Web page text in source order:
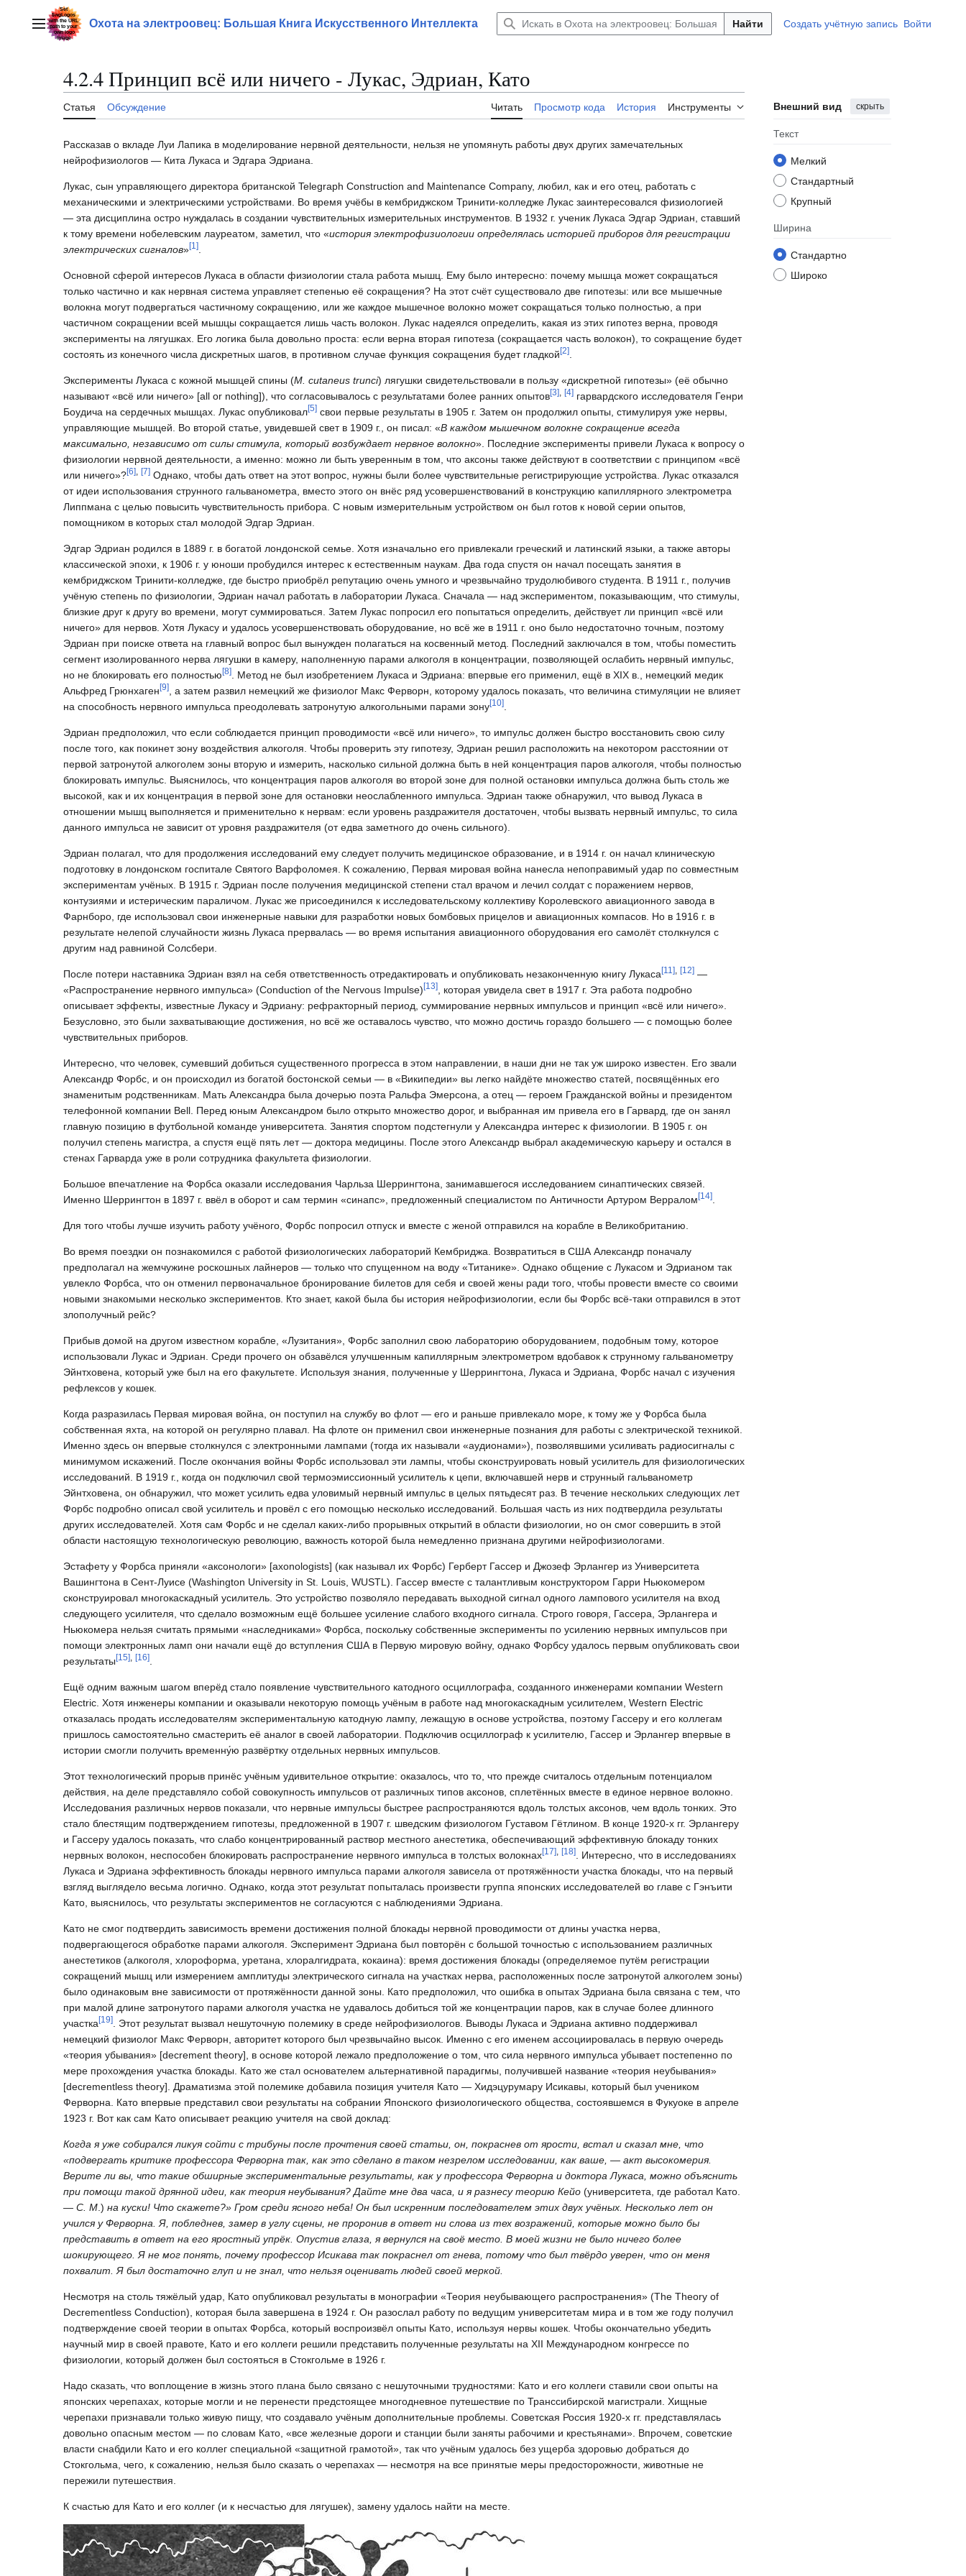
содержаниюГлавное менюОхота на электроовец: Большая Книга Искусственного Интеллекта Найти Создать учётную запись Войти
4.2.4 Принцип всё или ничего - Лукас, Эдриан, Като
Статья Обсуждение Читать Просмотр кода История Инструменты Внешний вид скрыть
Текст
Мелкий
Стандартный
Крупный
Ширина
Стандартно
Широко
Рассказав о вкладе Луи Лапика в моделирование нервной деятельности, нельзя не упомянуть работы двух других замечательных
нейрофизиологов — Кита Лукаса и Эдгара Эдриана.
Лукас, сын управляющего директора британской Telegraph Construction and Maintenance Company, любил, как и его отец, работать с
механическими и электрическими устройствами. Во время учёбы в кембриджском Тринити-колледже Лукас заинтересовался физиологией
— эта дисциплина остро нуждалась в создании чувствительных измерительных инструментов. В 1932 г. ученик Лукаса Эдгар Эдриан, ставший
к тому времени нобелевским лауреатом, заметил, что «история электрофизиологии определялась историей приборов для регистрации
электрических сигналов»[1 ]
Основной сферой интересов Лукаса в области физиологии стала работа мышц. Ему было интересно: почему мышца может сокращаться
только частично и как нервная система управляет степенью её сокращения? На этот счёт существовало две гипотезы: или все мышечные
волокна могут подвергаться частичному сокращению, или же каждое мышечное волокно может сокращаться только полностью, а при
частичном сокращении всей мышцы сокращается лишь часть волокон. Лукас надеялся определить, какая из этих гипотез верна, проводя
эксперименты на лягушках. Его логика была довольно проста: если верна вторая гипотеза (сокращается часть волокон), то сокращение будет
состоять из конечного числа дискретных шагов, в противном случае функция сокращения будет гладкой [2]
Эксперименты Лукаса с кожной мышцей спины (M. cutaneus trunci) лягушки свидетельствовали в пользу «дискретной гипотезы» (её обычно
называют «всё или ничего» [all or nothing]), что согласовывалось с результатами более ранних опытов[3] [4] гарвардского исследователя Генри
Боудича на сердечных мышцах. Лукас опубликовал[5] свои первые результаты в 1905 г. Затем он продолжил опыты, стимулируя уже нервы,
управляющие мышцей. Во второй статье, увидевшей свет в 1909 г., он писал: «В каждом мышечном волокне сокращение всегда
максимально, независимо от силы стимула, который возбуждает нервное волокно». Последние эксперименты привели Лукаса к вопросу о
физиологии нервной деятельности, а именно: можно ли быть уверенным в том, что аксоны также действуют в соответствии с принципом «всё
или ничего»?[6] [7] Однако, чтобы дать ответ на этот вопрос, нужны были более чувствительные регистрирующие устройства. Лукас отказался
от идеи использования струнного гальванометра, вместо этого он внёс ряд усовершенствований в конструкцию капиллярного электрометра
Липпмана с целью повысить чувствительность прибора. С новым измерительным устройством он был готов к новой серии опытов,
помощником в которых стал молодой Эдгар Эдриан.
Эдгар Эдриан родился в 1889 г. в богатой лондонской семье. Хотя изначально его привлекали греческий и латинский языки, а также авторы
классической эпохи, к 1906 г. у юноши пробудился интерес к естественным наукам. Два года спустя он начал посещать занятия в
кембриджском Тринити-колледже, где быстро приобрёл репутацию очень умного и чрезвычайно трудолюбивого студента. В 1911 г., получив
учёную степень по физиологии, Эдриан начал работать в лаборатории Лукаса. Сначала — над экспериментом, показывающим, что стимулы,
близкие друг к другу во времени, могут суммироваться. Затем Лукас попросил его попытаться определить, действует ли принцип «всё или
ничего» для нервов. Хотя Лукасу и удалось усовершенствовать оборудование, но всё же в 1911 г. оно было недостаточно точным, поэтому
Эдриан при поиске ответа на главный вопрос был вынужден полагаться на косвенный метод. Последний заключался в том, чтобы поместить
сегмент изолированного нерва лягушки в камеру, наполненную парами алкоголя в концентрации, позволяющей ослабить нервный импульс,
но не блокировать его полностью [8]
. Метод не был изобретением Лукаса и Эдриана: впервые его применил, ещё в XIX в., немецкий медик
Альфред Грюнхаген [9]
, а затем развил немецкий же физиолог Макс Ферворн, которому удалось показать, что величина стимуляции не влияет
на способность нервного импульса преодолевать затронутую алкогольными парами зону[10]
Эдриан предположил, что если соблюдается принцип проводимости «всё или ничего», то импульс должен быстро восстановить свою силу
после того, как покинет зону воздействия алкоголя. Чтобы проверить эту гипотезу, Эдриан решил расположить на некотором расстоянии от
первой затронутой алкоголем зоны вторую и измерить, насколько сильной должна быть в ней концентрация паров алкоголя, чтобы полностью
блокировать импульс. Выяснилось, что концентрация паров алкоголя во второй зоне для полной остановки импульса должна быть столь же
высокой, как и их концентрация в первой зоне для остановки неослабленного импульса. Эдриан также обнаружил, что вывод Лукаса в
отношении мышц выполняется и применительно к нервам: если уровень раздражителя достаточен, чтобы вызвать нервный импульс, то сила
данного импульса не зависит от уровня раздражителя (от едва заметного до очень сильного).
Эдриан полагал, что для продолжения исследований ему следует получить медицинское образование, и в 1914 г. он начал клиническую
подготовку в лондонском госпитале Святого Варфоломея. К сожалению, Первая мировая война нанесла непоправимый удар по совместным
экспериментам учёных. В 1915 г. Эдриан после получения медицинской степени стал врачом и лечил солдат с поражением нервов,
контузиями и истерическим параличом. Лукас же присоединился к исследовательскому коллективу Королевского авиационного завода в
Фарнборо, где использовал свои инженерные навыки для разработки новых бомбовых прицелов и авиационных компасов. Но в 1916 г. в
результате нелепой случайности жизнь Лукаса прервалась — во время испытания авиационного оборудования его самолёт столкнулся с
другим над равниной Солсбери.
После потери наставника Эдриан взял на себя ответственность отредактировать и опубликовать незаконченную книгу Лукаса [11 ] [12] —
«Распространение нервного импульса» (Conduction of the Nervous Impulse) [13]
, которая увидела свет в 1917 г. Эта работа подробно
описывает эффекты, известные Лукасу и Эдриану: рефракторный период, суммирование нервных импульсов и принцип «всё или ничего».
Безусловно, это были захватывающие достижения, но всё же оставалось чувство, что можно достичь гораздо большего — с помощью более
чувствительных приборов.
Интересно, что человек, сумевший добиться существенного прогресса в этом направлении, в наши дни не так уж широко известен. Его звали
Александр Форбс, и он происходил из богатой бостонской семьи — в «Википедии» вы легко найдёте множество статей, посвящённых его
знаменитым родственникам. Мать Александра была дочерью поэта Ральфа Эмерсона, а отец — героем Гражданской войны и президентом
телефонной компании Bell. Перед юным Александром было открыто множество дорог, и выбранная им привела его в Гарвард, где он занял
главную позицию в футбольной команде университета. Занятия спортом подстегнули у Александра интерес к физиологии. В 1905 г. он
получил степень магистра, а спустя ещё пять лет — доктора медицины. После этого Александр выбрал академическую карьеру и остался в
стенах Гарварда уже в роли сотрудника факультета физиологии.
Большое впечатление на Форбса оказали исследования Чарльза Шеррингтона, занимавшегося исследованием синаптических связей.
Именно Шеррингтон в 1897 г. ввёл в оборот и сам термин «синапс», предложенный специалистом по Античности Артуром Верралом [14]
Для того чтобы лучше изучить работу учёного, Форбс попросил отпуск и вместе с женой отправился на корабле в Великобританию.
Во время поездки он познакомился с работой физиологических лабораторий Кембриджа. Возвратиться в США Александр поначалу
предполагал на жемчужине роскошных лайнеров — только что спущенном на воду «Титанике». Однако общение с Лукасом и Эдрианом так
увлекло Форбса, что он отменил первоначальное бронирование билетов для себя и своей жены ради того, чтобы провести вместе со своими
новыми знакомыми несколько экспериментов. Кто знает, какой была бы история нейрофизиологии, если бы Форбс всё-таки отправился в этот
злополучный рейс?
Прибыв домой на другом известном корабле, «Лузитания», Форбс заполнил свою лабораторию оборудованием, подобным тому, которое
использовали Лукас и Эдриан. Среди прочего он обзавёлся улучшенным капиллярным электрометром вдобавок к струнному гальванометру
Эйнтховена, который уже был на его факультете. Используя знания, полученные у Шеррингтона, Лукаса и Эдриана, Форбс начал с изучения
рефлексов у кошек.
Когда разразилась Первая мировая война, он поступил на службу во флот — его и раньше привлекало море, к тому же у Форбса была
собственная яхта, на которой он регулярно плавал. На флоте он применил свои инженерные познания для работы с электрической техникой.
Именно здесь он впервые столкнулся с электронными лампами (тогда их называли «аудионами»), позволявшими усиливать радиосигналы с
минимумом искажений. После окончания войны Форбс использовал эти лампы, чтобы сконструировать новый усилитель для физиологических
исследований. В 1919 г., когда он подключил свой термоэмиссионный усилитель к цепи, включавшей нерв и струнный гальванометр
Эйнтховена, он обнаружил, что может усилить едва уловимый нервный импульс в целых пятьдесят раз. В течение нескольких следующих лет
Форбс подробно описал свой усилитель и провёл с его помощью несколько исследований. Большая часть из них подтвердила результаты
других исследователей. Хотя сам Форбс и не сделал каких-либо прорывных открытий в области физиологии, но он смог совершить в этой
области настоящую технологическую революцию, важность которой была немедленно признана другими нейрофизиологами.
Эстафету у Форбса приняли «аксонологи» [axonologists] (как называл их Форбс) Герберт Гассер и Джозеф Эрлангер из Университета
Вашингтона в Сент-Луисе (Washington University in St. Louis, WUSTL). Гассер вместе с талантливым конструктором Гарри Ньюкомером
сконструировал многокаскадный усилитель. Это устройство позволяло передавать выходной сигнал одного лампового усилителя на вход
следующего усилителя, что сделало возможным ещё большее усиление слабого входного сигнала. Строго говоря, Гассера, Эрлангера и
Ньюкомера нельзя считать прямыми «наследниками» Форбса, поскольку собственные эксперименты по усилению нервных импульсов при
помощи электронных ламп они начали ещё до вступления США в Первую мировую войну, однако Форбсу удалось первым опубликовать свои
результаты [15] [16]
Ещё одним важным шагом вперёд стало появление чувствительного катодного осциллографа, созданного инженерами компании Western
Electric. Хотя инженеры компании и оказывали некоторую помощь учёным в работе над многокаскадным усилителем, Western Electric
отказалась продать исследователям экспериментальную катодную лампу, лежащую в основе устройства, поэтому Гассеру и его коллегам
пришлось самостоятельно смастерить её аналог в своей лаборатории. Подключив осциллограф к усилителю, Гассер и Эрлангер впервые в
истории смогли получить временну́ю развёртку отдельных нервных импульсов.
Этот технологический прорыв принёс учёным удивительное открытие: оказалось, что то, что прежде считалось отдельным потенциалом
действия, на деле представляло собой совокупность импульсов от различных типов аксонов, сплетённых вместе в единое нервное волокно.
Исследования различных нервов показали, что нервные импульсы быстрее распространяются вдоль толстых аксонов, чем вдоль тонких. Это
стало блестящим подтверждением гипотезы, предложенной в 1907 г. шведским физиологом Густавом Гётлином. В конце 1920-х гг. Эрлангеру
и Гассеру удалось показать, что слабо концентрированный раствор местного анестетика, обеспечивающий эффективную блокаду тонких
нервных волокон, неспособен блокировать распространение нервного импульса в толстых волокнах[17] [18]
. Интересно, что в исследованиях
Лукаса и Эдриана эффективность блокады нервного импульса парами алкоголя зависела от протяжённости участка блокады, что на первый
взгляд выглядело весьма логично. Однако, когда этот результат попыталась произвести группа японских исследователей во главе с Гэнъити
Като, выяснилось, что результаты экспериментов не согласуются с наблюдениями Эдриана.
Като не смог подтвердить зависимость времени достижения полной блокады нервной проводимости от длины участка нерва,
подвергающегося обработке парами алкоголя. Эксперимент Эдриана был повторён с большой точностью с использованием различных
анестетиков (алкоголя, хлороформа, уретана, хлоралгидрата, кокаина): время достижения блокады (определяемое путём регистрации
сокращений мышц или измерением амплитуды электрического сигнала на участках нерва, расположенных после затронутой алкоголем зоны)
было одинаковым вне зависимости от протяжённости данной зоны. Като предположил, что ошибка в опытах Эдриана была связана с тем, что
при малой длине затронутого парами алкоголя участка не удавалось добиться той же концентрации паров, как в случае более длинного
участка [19]
. Этот результат вызвал нешуточную полемику в среде нейрофизиологов. Выводы Лукаса и Эдриана активно поддерживал
немецкий физиолог Макс Ферворн, авторитет которого был чрезвычайно высок. Именно с его именем ассоциировалась в первую очередь
«теория убывания» [decrement theory], в основе которой лежало предположение о том, что сила нервного импульса убывает постепенно по
мере прохождения участка блокады. Като же стал основателем альтернативной парадигмы, получившей название «теория неубывания»
[decrementless theory]. Драматизма этой полемике добавила позиция учителя Като — Хидэцурумару Исикавы, который был учеником
Ферворна. Като впервые представил свои результаты на собрании Японского физиологического общества, состоявшемся в Фукуоке в апреле
1923 г. Вот как сам Като описывает реакцию учителя на свой доклад:
Когда я уже собирался ликуя сойти с трибуны после прочтения своей статьи, он, покраснев от ярости, встал и сказал мне, что
«подвергать критике профессора Ферворна так, как это сделано в таком незрелом исследовании, как ваше, — акт высокомерия.
Верите ли вы, что такие обширные экспериментальные результаты, как у профессора Ферворна и доктора Лукаса, можно объяснить
при помощи такой дрянной идеи, как теория неубывания? Дайте мне два часа, и я разнесу теорию Кейо (университета, где работал Като.
— С. М .) на куски! Что скажете?» Гром среди ясного неба! Он был искренним последователем этих двух учёных. Несколько лет он
учился у Ферворна. Я, побледнев, замер в углу сцены, не проронив в ответ ни слова из тех возражений, которые можно было бы
представить в ответ на его яростный упрёк. Опустив глаза, я вернулся на своё место. В моей жизни не было ничего более
шокирующего. Я не мог понять, почему профессор Исикава так покраснел от гнева, потому что был твёрдо уверен, что он меня
похвалит. Я был достаточно глуп и не знал, что нельзя оценивать людей своей меркой.
Несмотря на столь тяжёлый удар, Като опубликовал результаты в монографии «Теория неубывающего распространения» (The Theory of
Decrementless Conduction), которая была завершена в 1924 г. Он разослал работу по ведущим университетам мира и в том же году получил
подтверждение своей теории в опытах Форбса, который воспроизвёл опыты Като, используя нервы кошек. Чтобы окончательно убедить
научный мир в своей правоте, Като и его коллеги решили представить полученные результаты на XII Международном конгрессе по
физиологии, который должен был состояться в Стокгольме в 1926 г.
Надо сказать, что воплощение в жизнь этого плана было связано с нешуточными трудностями: Като и его коллеги ставили свои опыты на
японских черепахах, которые могли и не перенести предстоящее многодневное путешествие по Транссибирской магистрали. Хищные
черепахи признавали только живую пищу, что создавало учёным дополнительные проблемы. Советская Россия 1920-х гг. представлялась
довольно опасным местом — по словам Като, «все железные дороги и станции были заняты рабочими и крестьянами». Впрочем, советские
власти снабдили Като и его коллег специальной «защитной грамотой», так что учёным удалось без ущерба здоровью добраться до
Стокгольма, чего, к сожалению, нельзя было сказать о черепахах — несмотря на все принятые меры предосторожности, животные не
пережили путешествия.
К счастью для Като и его коллег (и к несчастью для лягушек), замену удалось найти на месте.